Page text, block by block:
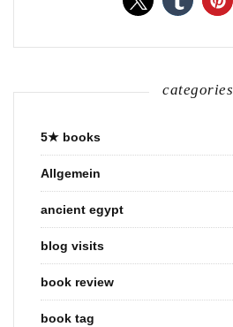
categories
5★ books
Allgemein
ancient egypt
blog visits
book review
book tag